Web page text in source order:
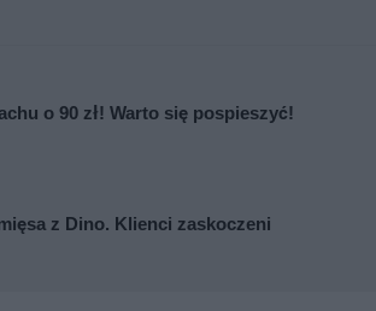
o 90 zł! Warto się pospieszyć!
z Dino. Klienci zaskoczeni